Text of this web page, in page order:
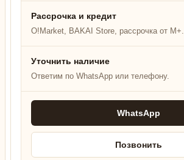
Рассрочка и кредит
O!Market, BAKAI Store, рассрочка от M+.
Уточнить наличие
Ответим по WhatsApp или телефону.
WhatsApp
Позвонить